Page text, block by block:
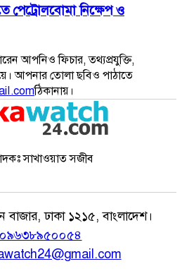
পেট্রোলবোমা নিক্ষেপ ও
আপনিও ফিচার, তথ্যপ্রযুক্তি,
আপনার তোলা ছবিও পাঠাতে
ঠিকানায়।
সাখাওয়াত সজীব
বাজার, ঢাকা ১২১৫, বাংলাদেশ।
০৯৬৩৮৯৫০০৫৪